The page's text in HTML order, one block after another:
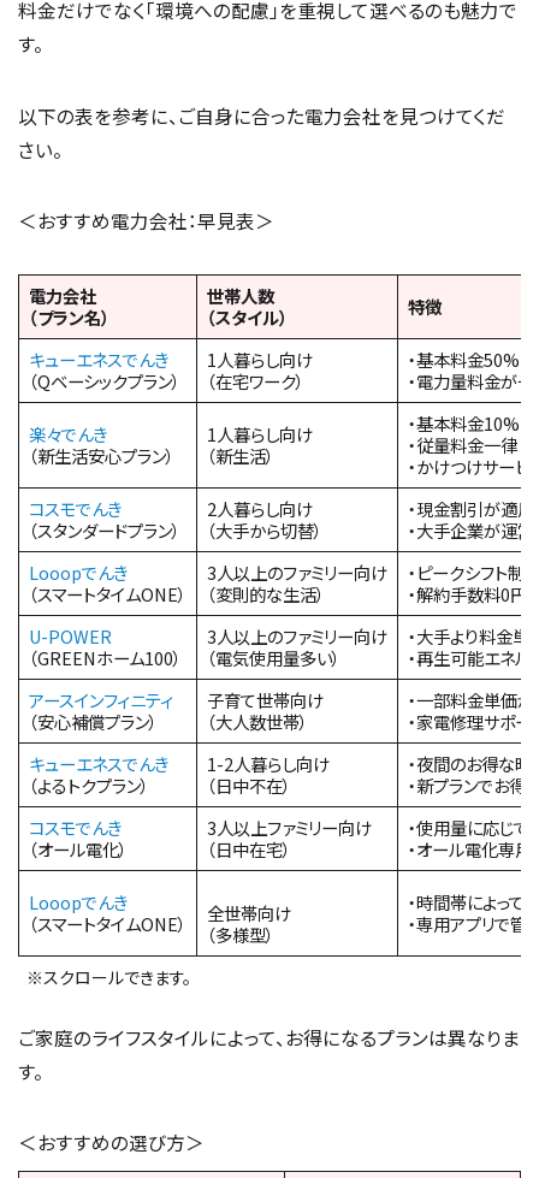
料金だけでなく「環境への配慮」を重視して選べるのも魅力で
す。
以下の表を参考に、ご自身に合った電力会社を見つけてくだ
さい。
＜おすすめ電力会社：早見表＞
電力会社
（プラン名）
世帯人数
（スタイル）
特徴
キューエネスでんき
（Qベーシックプラン）
1人暮らし向け
（在宅ワーク）
・基本料金50%オ
・電力量料金が
楽々でんき
（新生活安心プラン）
1人暮らし向け
（新生活）
・基本料金10%オ
・従量料金一律
・かけつけサービ
コスモでんき
（スタンダードプラン）
2人暮らし向け
（大手から切替）
・現金割引が適用
・大手企業が運営
Looopでんき
（スマートタイムONE）
3人以上のファミリー向け
（変則的な生活）
・ピークシフト制
・解約手数料0円
U-POWER
（GREENホーム100）
3人以上のファミリー向け
（電気使用量多い）
・大手より料金単
・再生可能エネ
アースインフィニティ
（安心補償プラン）
子育て世帯向け
（大人数世帯）
・一部料金単価
・家電修理サポー
キューエネスでんき
（よるトクプラン）
1-2人暮らし向け
（日中不在）
・夜間のお得な
・新プランでお得
コスモでんき
（オール電化）
3人以上ファミリー向け
（日中在宅）
・使用量に応じ
・オール電化専用
Looopでんき
（スマートタイムONE）
全世帯向け
（多様型）
・時間帯によっ
・専用アプリで管
※スクロールできます。
ご家庭のライフスタイルによって、お得になるプランは異なりま
す。
＜おすすめの選び方＞